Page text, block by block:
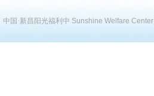
中国·新昌阳光福利中 Sunshine Welfare Center